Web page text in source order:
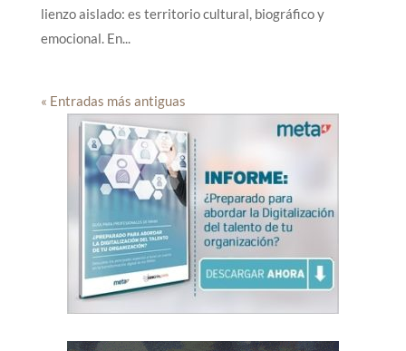
lienzo aislado: es territorio cultural, biográfico y
emocional. En...
« Entradas más antiguas